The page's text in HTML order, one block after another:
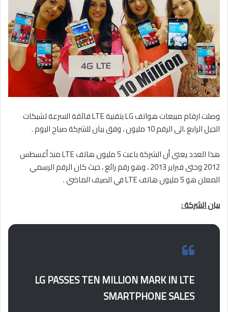
وصلت ارقام مبيعات هواتف LG بتقنية LTE فائقة السرعة لشبكات
الجيل الرابع ،الى الرقم 10 مليون ، وفق بيان للشركة صباح اليوم .
هذا العدد يعنى أن الشركة باعت 5 مليون هاتف LTE منذ أغسطس
2012 وحتى فبراير 2013 ، وهو رقم رائع ، حيث كان الرقم الرسمي
المعلن هو 5 مليون هاتف LTE في الصيف الماضي .
بيان الشركة :
LG PASSES TEN MILLION MARK IN LTE
SMARTPHONE SALES